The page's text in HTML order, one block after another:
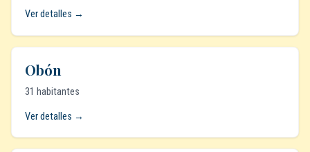
Ver detalles →
Obón
31 habitantes
Ver detalles →